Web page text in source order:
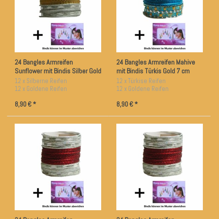
24 Bangles Armreifen
Sunflower mit Bindis Silber Gold
Durchmesser 7 cm
12 x Silberne Reifen
12 x Goldene Reifen
8,90 € *
24 Bangles Armreifen Mahive
mit Bindis Türkis Gold 7 cm
Durchmesser
12 x Türkise Reifen
12 x Goldene Reifen
8,90 € *